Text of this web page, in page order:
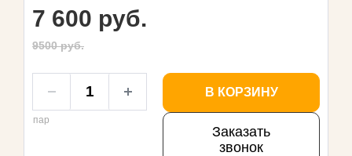
9500 руб.
7 600 руб.
пар
В КОРЗИНУ
Заказать
звонок